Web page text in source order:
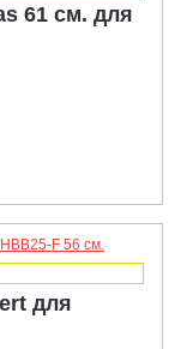
61 см. для
для